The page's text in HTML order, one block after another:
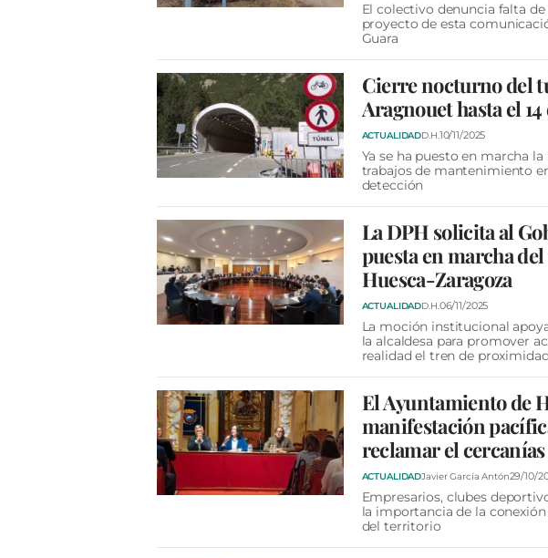
El colectivo denuncia falta
proyecto de esta
Guara
Cierre nocturno del
Aragnouet hasta el
ACTUALIDADD.H. 10/11/2025
Ya se ha puesto en marcha
trabajos de mantenimiento
detección
La DPH solicita al
puesta en marcha
Huesca-Zaragoza
ACTUALIDADD.H. 06/11/2025
La moción institucional
la alcaldesa para promover
realidad el tren de proximidad
El Ayuntamiento de
manifestación
reclamar el
ACTUALIDADJavier García Antón29/10/
Empresarios, clubes
la importancia de la
del territorio